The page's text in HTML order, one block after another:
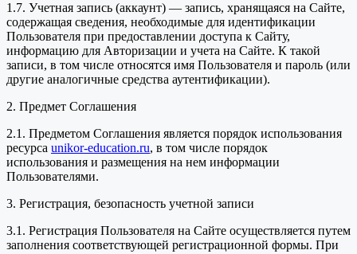
1.7. Учетная запись (аккаунт) — запись, хранящаяся на Сайте,
содержащая сведения, необходимые для идентификации
Пользователя при предоставлении доступа к Сайту,
информацию для Авторизации и учета на Сайте. К такой
записи, в том числе относятся имя Пользователя и пароль (или
другие аналогичные средства аутентификации).
2. Предмет Соглашения
2.1. Предметом Соглашения является порядок использования
ресурса unikor-education.ru, в том числе порядок
использования и размещения на нем информации
Пользователями.
3. Регистрация, безопасность учетной записи
3.1. Регистрация Пользователя на Сайте осуществляется путем
заполнения соответствующей регистрационной формы. При